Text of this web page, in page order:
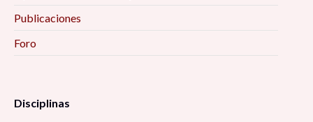
Publicaciones
Foro
Disciplinas